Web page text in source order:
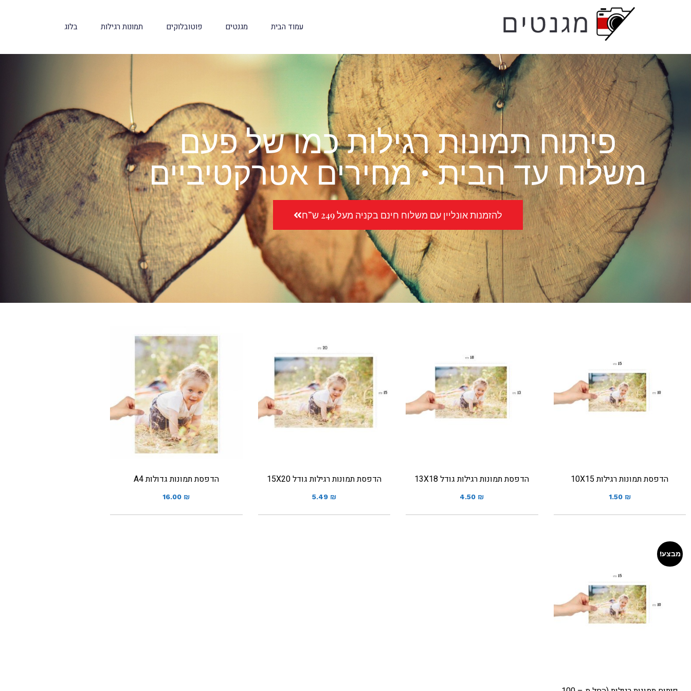
עמוד הבית מגנטים פוטובלוקים תמונות רגילות בלוג
פיתוח תמונות רגילות כמו של פעם
משלוח עד הבית • מחירים אטרקטיביים
להזמנות אונליין עם משלוח חינם בקניה מעל 249 ש”ח
הדפסת תמונות רגילות 10X15
1.50 ₪
הדפסת תמונות רגילות גודל 13X18
4.50 ₪
הדפסת תמונות רגילות גודל 15X20
5.49 ₪
הדפסת תמונות גדולות A4
16.00 ₪
מבצע!